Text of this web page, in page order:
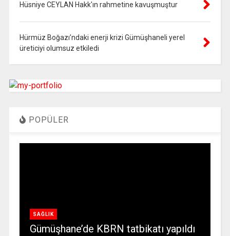
Hüsniye CEYLAN Hakk'ın rahmetine kavuşmuştur
Hürmüz Boğazı’ndaki enerji krizi Gümüşhaneli yerel
üreticiyi olumsuz etkiledi
POPÜLER
SAĞLIK
Gümüşhane’de KBRN tatbikatı yapıldı